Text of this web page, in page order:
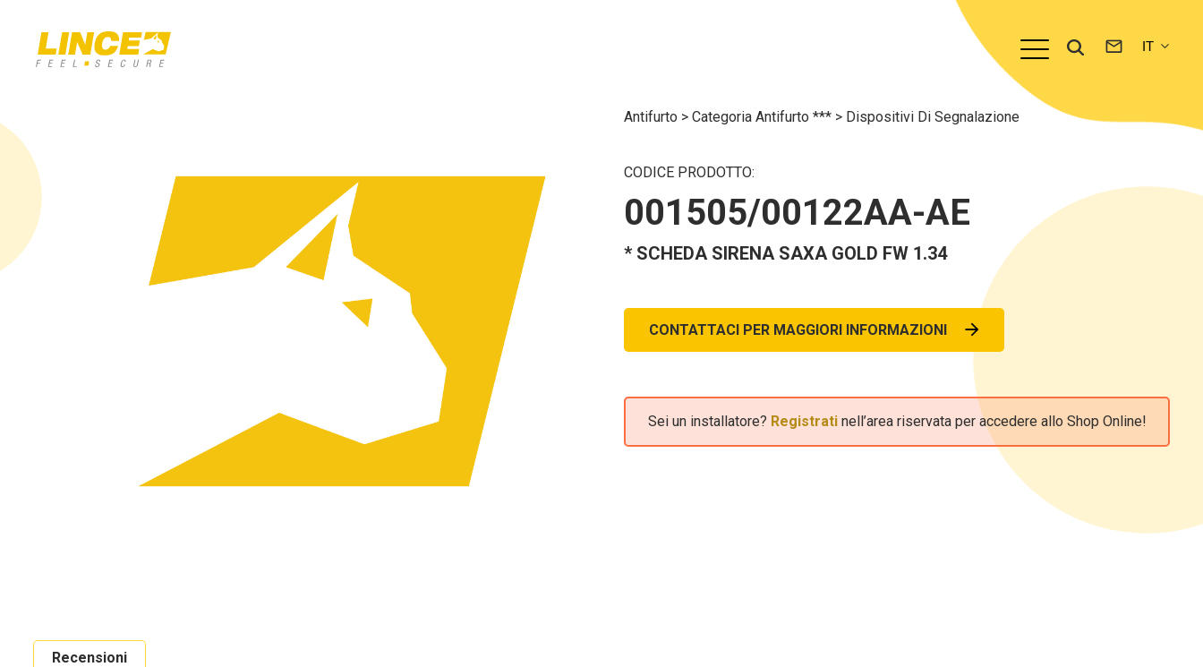
Antifurto >Categoria Antifurto *** > Dispositivi Di Segnalazione
CODICE PRODOTTO:
001505/00122AA-AE
* SCHEDA SIRENA SAXA GOLD FW 1.34
CONTATTACI PER MAGGIORI INFORMAZIONI
Sei un installatore? Registratinell’area riservata per accedere allo Shop Online!
Recensioni